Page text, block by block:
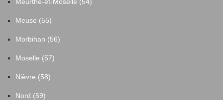
Meuse (55)
Morbihan (56)
Moselle (57)
Nièvre (58)
Nord (59)